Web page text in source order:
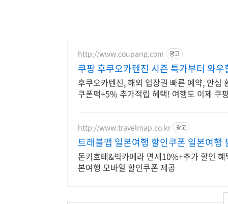
http://www.coupang.com 광고
쿠팡 후쿠오카텐진 시즌 특가부터 와우
후쿠오카텐진, 해외 입장권 빠른 예약, 안
쿠폰팩+5% 추가적립 혜택! 여행도 이제 쿠
http://www.travelmap.co.kr 광고
트래블맵 일본여행 할인쿠폰 일본여행
돈키호테&빅카메라 면세10%+추가 할인
본여행 모바일 할인쿠폰 제공